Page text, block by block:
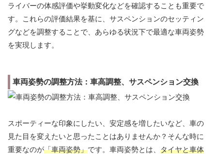
ライバーの体感評価や挙動変化などを確認することも重要で
す。これらの評価結果を基に、サスペンションのセッティン
グなどを調整することで、あらゆる状況下で最適な車両姿勢
を実現します。
車両姿勢の調整方法：車高調整、サスペンション交換
スポーティーな印象にしたい、安定感を増したいなど、車の
見た目を変えたいと思ったことはありませんか？そんな時に
重要なのが「車両姿勢」です。車両姿勢とは、 タイヤと車体